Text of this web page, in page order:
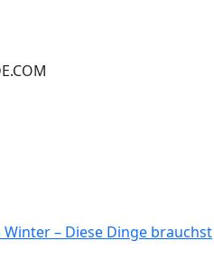
– Diese Dinge brauchst